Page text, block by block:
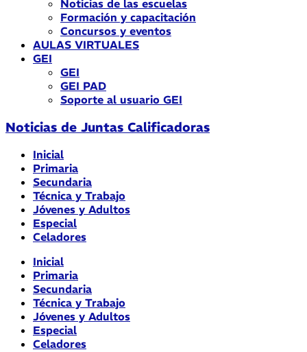
Noticias de las escuelas
Formación y capacitación
Concursos y eventos
AULAS VIRTUALES
GEI
GEI
GEI PAD
Soporte al usuario GEI
Noticias de Juntas Calificadoras
Inicial
Primaria
Secundaria
Técnica y Trabajo
Jóvenes y Adultos
Especial
Celadores
Inicial
Primaria
Secundaria
Técnica y Trabajo
Jóvenes y Adultos
Especial
Celadores